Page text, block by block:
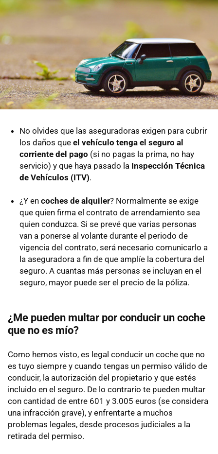
No olvides que las aseguradoras exigen para cubrir
los daños que el vehículo tenga el seguro al
corriente del pago (si no pagas la prima, no hay
servicio) y que haya pasado la Inspección Técnica
de Vehículos (ITV).
¿Y en coches de alquiler? Normalmente se exige
que quien firma el contrato de arrendamiento sea
quien conduzca. Si se prevé que varias personas
van a ponerse al volante durante el periodo de
vigencia del contrato, será necesario comunicarlo a
la aseguradora a fin de que amplíe la cobertura del
seguro. A cuantas más personas se incluyan en el
seguro, mayor puede ser el precio de la póliza.
¿Me pueden multar por conducir un coche
que no es mío?
Como hemos visto, es legal conducir un coche que no
es tuyo siempre y cuando tengas un permiso válido de
conducir, la autorización del propietario y que estés
incluido en el seguro. De lo contrario te pueden multar
con cantidad de entre 601 y 3.005 euros (se considera
una infracción grave), y enfrentarte a muchos
problemas legales, desde procesos judiciales a la
retirada del permiso.